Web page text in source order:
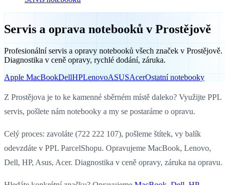
Servis a oprava notebooků v Prostějově
Profesionální servis a opravy notebooků všech značek v Prostějově.
Diagnostika v ceně opravy, rychlé dodání, záruka.
Apple MacBookDellHPLenovoASUSAcerOstatní notebooky
Z Prostějova je to ke kamenné sběrném místě daleko? Využijte PPL
servis, pošlete nám notebooky a my se postaráme o opravu.
Celý proces: zavoláte (722 222 107), pošleme štítek, vy balík
odevzdáte v PPL ParcelShopu. Opravujeme MacBook, Lenovo,
Dell, HP, Asus, Acer. Diagnostika v ceně opravy, záruka na opravu.